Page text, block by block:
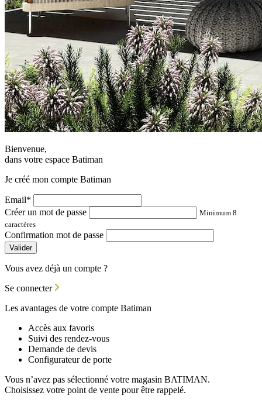
Bienvenue,
dans votre espace Batiman
Je créé mon compte Batiman
Email*
Créer un mot de passe
Minimum 8
caractères
Confirmation mot de passe
Valider
Vous avez déjà un compte ?
Se connecter
Les avantages de votre compte Batiman
Accès aux favoris
Suivi des rendez-vous
Demande de devis
Configurateur de porte
Vous n’avez pas sélectionné votre magasin BATIMAN.
Choisissez votre point de vente pour être rappelé.